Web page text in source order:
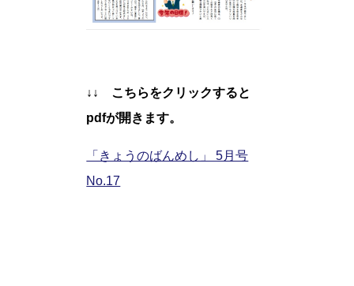
↓↓ こちらをクリックすると
pdfが開きます。
「きょうのばんめし」 5月号
No.17